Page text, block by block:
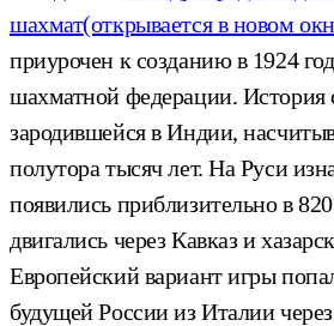
шахмат(открывается в новом
приурочен к созданию в 1924
шахматной федерации. История
зародившейся в Индии,
полутора тысяч лет. На Руси
появились приблизительно в
двигались через Кавказ и
Европейский вариант игры
будущей России из Италии